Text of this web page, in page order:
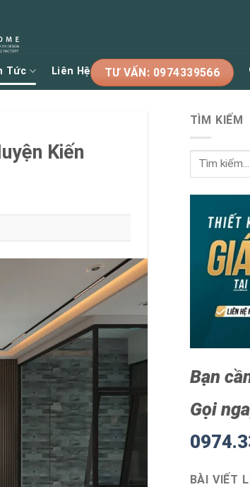
Tức Liên Hệ TƯ VẤN: 0974339566
Kiến
TÌM KIẾM
Bạn
Gọi
BÀI VIẾT